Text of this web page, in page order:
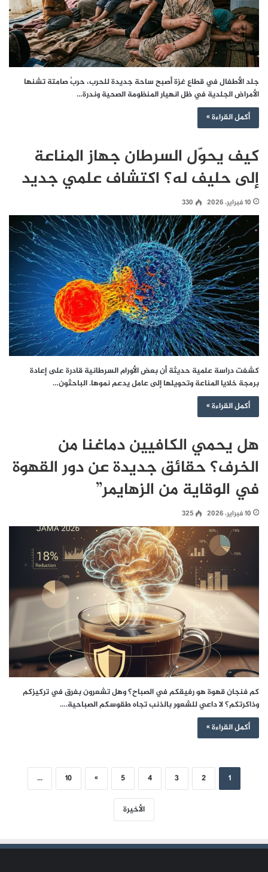
جلد الأطفال في قطاع غزة أصبح ساحة جديدة للحرب، حربٌ صامتة تشنها
الأمراض الجلدية في ظل انهيار المنظومة الصحية وندرة…
أكمل القراءة »
كيف يحوّل السرطان جهاز المناعة
إلى حليف له؟ اكتشاف علمي جديد
10 فبراير، 2026 330
كشفت دراسة علمية حديثة أن بعض الأورام السرطانية قادرة على إعادة
برمجة خلايا المناعة وتحويلها إلى عامل يدعم نموها. الباحثون…
أكمل القراءة »
هل يحمي الكافيين دماغنا من
الخرف؟ حقائق جديدة عن دور القهوة
في الوقاية من الزهايمر”
10 فبراير، 2026 325
كم فنجان قهوة هو رفيقكم في الصباح؟ وهل تشعرون بفرق في تركيزكم
وذاكرتكم؟ لا داعي للشعور بالذنب تجاه طقوسكم الصباحية.…
أكمل القراءة »
1
2
3
4
5
»
10
...
الأخيرة